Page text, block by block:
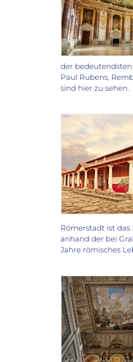
der
Paul Rubens,
sind hier zu sehen.
Römerstadt ist
anhand der bei
Jahre römisches